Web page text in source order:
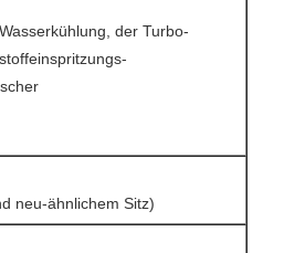
der Turbo-
neu-ähnlichem Sitz)